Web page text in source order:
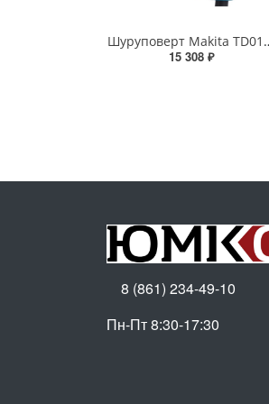
Шуруповерт
15 308 ₽
8 (861) 234-49-10
Пн-Пт 8:30-17:30